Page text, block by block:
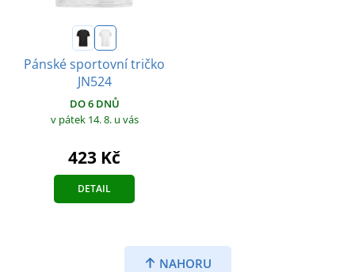
Pánské sportovní tričko
JN524
DO 6 DNŮ
v pátek 14. 8. u vás
423 Kč
DETAIL
NAHORU